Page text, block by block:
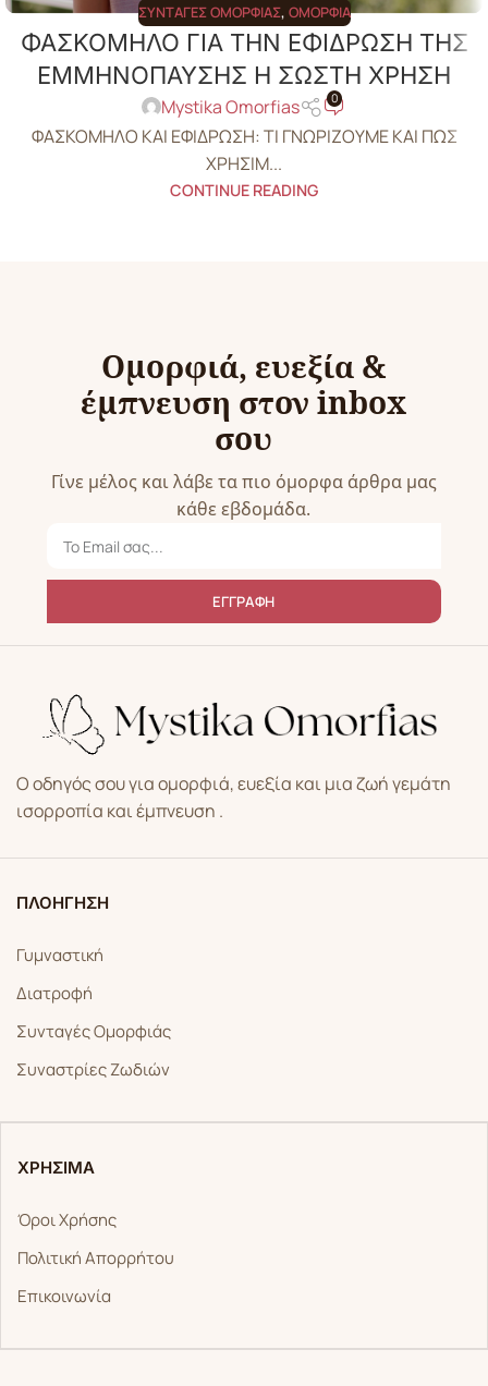
ΣΥΝΤΑΓΈΣ ΟΜΟΡΦΙΆΣ, ΟΜΟΡΦΙΆ
ΦΑΣΚΟΜΗΛΟ ΓΙΑ ΤΗΝ ΕΦΙΔΡΩΣΗ ΤΗΣ
ΕΜΜΗΝΟΠΑΥΣΗΣ Η ΣΩΣΤΗ ΧΡΗΣΗ
Mystika Omorfias 0
ΦΑΣΚΟΜΗΛΟ ΚΑΙ ΕΦΙΔΡΩΣΗ: ΤΙ ΓΝΩΡΙΖΟΥΜΕ ΚΑΙ ΠΩΣ
ΧΡΗΣΙΜ...
CONTINUE READING
Ομορφιά, ευεξία &
έμπνευση στον inbox
σου
Γίνε μέλος και λάβε τα πιο όμορφα άρθρα μας
κάθε εβδομάδα.
ΕΓΓΡΑΦΗ
Ο οδηγός σου για ομορφιά, ευεξία και μια ζωή γεμάτη
ισορροπία και έμπνευση .
ΠΛΟΗΓΗΣΗ
Γυμναστική
Διατροφή
Συνταγές Ομορφιάς
Συναστρίες Ζωδιών
ΧΡΗΣΙΜΑ
Όροι Χρήσης
Πολιτική Απορρήτου
Επικοινωνία